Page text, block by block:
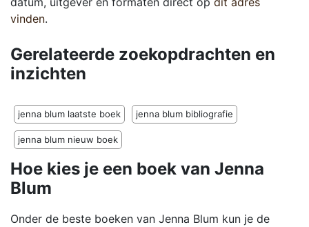
vinden.
Gerelateerde zoekopdrachten en
inzichten
jenna blum laatste boek jenna blum bibliografie
jenna blum nieuw boek
Hoe kies je een boek van Jenna
Blum
Onder de beste boeken van Jenna Blum kun je de